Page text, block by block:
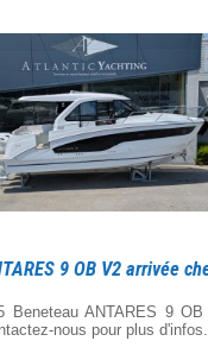
9 OB V2 arrivée
Beneteau ANTARES 9
nous pour plus